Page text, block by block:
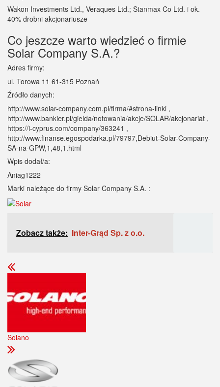
Wakon Investments Ltd., Veraques Ltd.; Stanmax Co Ltd. i ok.
40% drobni akcjonariusze
Co jeszcze warto wiedzieć o firmie
Solar Company S.A.?
Adres firmy:
ul. Torowa 11 61-315 Poznań
Źródło danych:
http://www.solar-company.com.pl/firma/#strona-linki ,
http://www.bankier.pl/gielda/notowania/akcje/SOLAR/akcjonariat ,
https://i-cyprus.com/company/363241 ,
http://www.finanse.egospodarka.pl/79797,Debiut-Solar-Company-
SA-na-GPW,1,48,1.html
Wpis dodał/a:
Aniag1222
Marki należące do firmy Solar Company S.A. :
Zobacz także: Inter-Grąd Sp. z o.o.
Solano